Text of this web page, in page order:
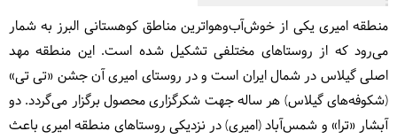
منطقه امیری یکی از خوش‌آب‌وهواترین مناطق کوهستانی البرز به شمار
می‌رود که از روستاهای مختلفی تشکیل شده است. این منطقه مهد
اصلی گیلاس در شمال ایران است و در روستای امیری آن جشن «تی تی»
(شکوفه‌های گیلاس) هر ساله جهت شکرگزاری محصول برگزار می‌گردد. دو
آبشار «ترا» و شمس‌آباد (امیری) در نزدیکی روستاهای منطقه امیری باعث